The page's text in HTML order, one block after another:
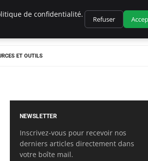
ET OUTILS
NEWSLETTER
Inscrivez-vous pour recevoir nos
derniers articles directement dans
votre boîte mail.
de confidentialité.
Refuser